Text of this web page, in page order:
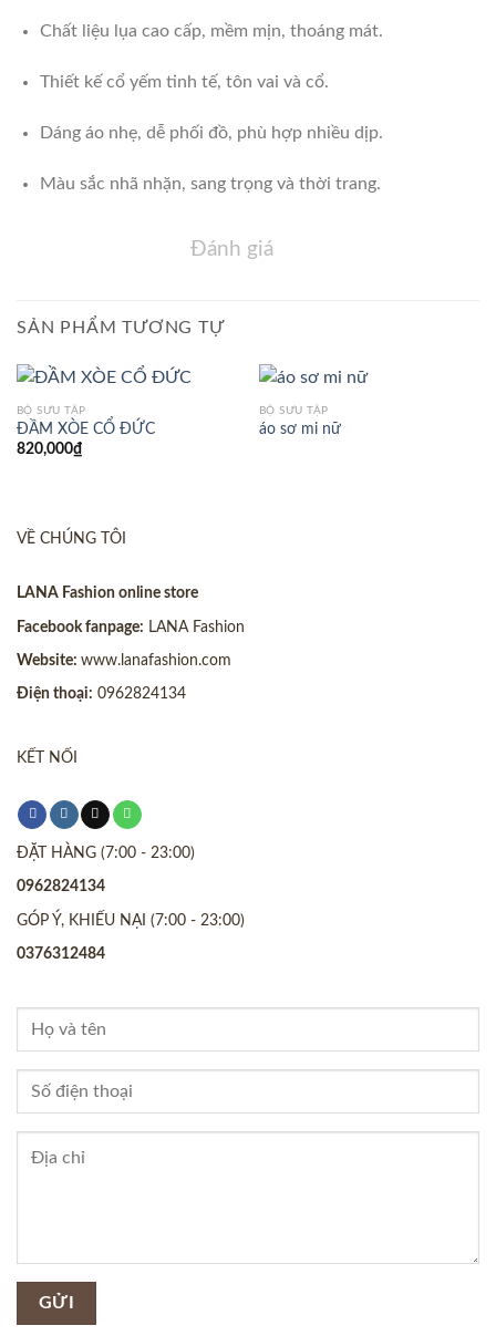
Chất liệu lụa cao cấp, mềm mịn, thoáng mát.
Thiết kế cổ yếm tinh tế, tôn vai và cổ.
Dáng áo nhẹ, dễ phối đồ, phù hợp nhiều dịp.
Màu sắc nhã nhặn, sang trọng và thời trang.
Đánh giá
SẢN PHẨM TƯƠNG TỰ
BỘ SƯU TẬP
ĐẦM XÒE CỔ ĐỨC
820,000₫
BỘ SƯU TẬP
áo sơ mi nữ
VỀ CHÚNG TÔI
LANA Fashion online store
Facebook fanpage: LANA Fashion
Website: www.lanafashion.com
Điện thoại: 0962824134
KẾT NỐI
ĐẶT HÀNG (7:00 - 23:00)
0962824134
GÓP Ý, KHIẾU NẠI (7:00 - 23:00)
0376312484